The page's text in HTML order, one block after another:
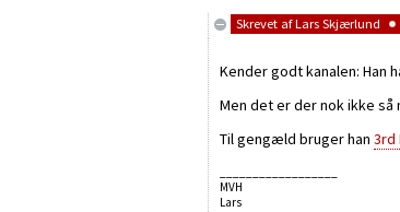
Skrevet afLars Skjærlund
Kender godt kanalen: Han
Men det er der nok ikke så
Til gengæld bruger han 3rd
MVH
Lars